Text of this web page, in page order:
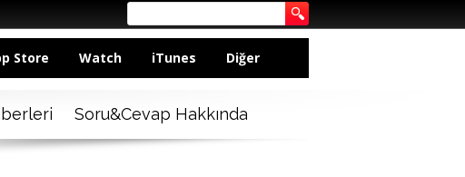
Store Watch iTunes Diğer
Soru&Cevap Hakkında